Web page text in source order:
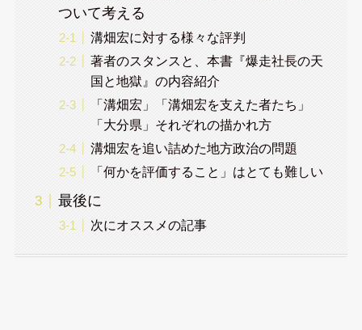
ついて考える
溝畑宏に対する様々な評判
著者のスタンスと、本書『爆走社長の天
国と地獄』の内容紹介
「溝畑宏」「溝畑宏を支えた者たち」
「大分県」それぞれの描かれ方
溝畑宏を追い詰めた地方政治の問題
「何かを評価すること」はとても難しい
最後に
次にオススメの記事